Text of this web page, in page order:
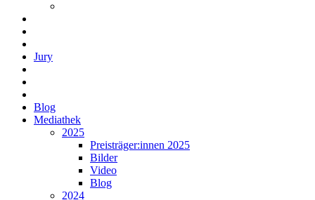
Jury
Blog
Mediathek
2025
Preisträger:innen 2025
Bilder
Video
Blog
2024